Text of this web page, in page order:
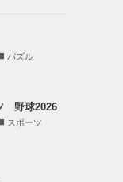
パズル
野球2026
スポーツ